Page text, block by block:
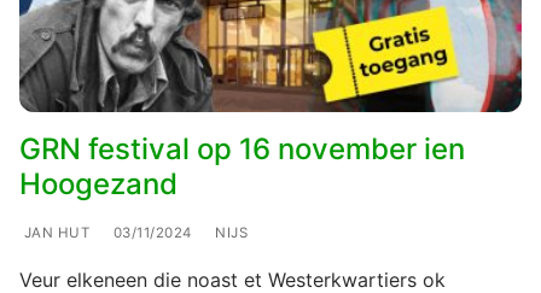
GRN festival op 16 november ien
Hoogezand
JAN HUT 03/11/2024 NIJS
Veur elkeneen die noast et Westerkwartiers ok